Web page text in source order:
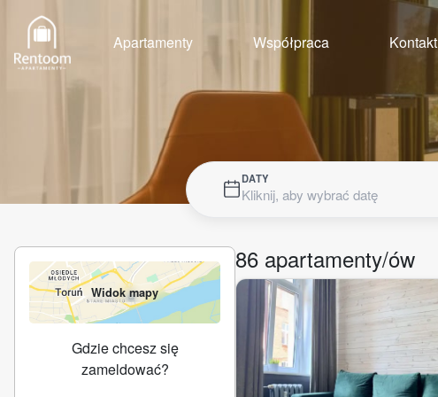
Apartamenty Współpraca Kontakt
DATY
Kliknij, aby wybrać datę
Widok mapy
Gdzie chcesz się
zameldować?
86 apartamenty/ów